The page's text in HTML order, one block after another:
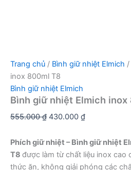
Trang chủ / Bình giữ nhiệt Elmich /
inox 800ml T8
Bình giữ nhiệt Elmich
Bình giữ nhiệt Elmich inox
555.000₫ Giá
là:
555.000 ₫.
430.000 ₫Giá
tại
là:
430.000 ₫.
Phích giữ nhiệt – Bình giữ nhiệt
T8 được làm từ chất liệu inox cao
thức ăn, không giải phóng các